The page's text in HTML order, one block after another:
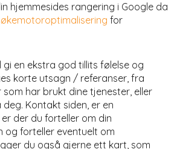
hjemmesides rangering i Google da
for
gi en ekstra god tillits følelse og
korte utsagn / referanser, fra
som har brukt dine tjenester, eller
Kontakt siden, er en
der du forteller om din
og forteller eventuelt om
du også gjerne ett kart, som